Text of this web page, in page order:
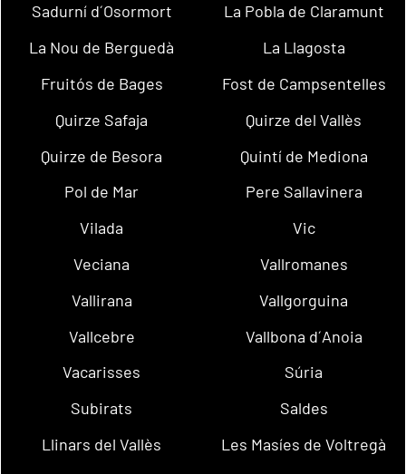
Sadurní d´Osormort
La Pobla de Claramunt
La Nou de Berguedà
La Llagosta
Fruitós de Bages
Fost de Campsentelles
Quirze Safaja
Quirze del Vallès
Quirze de Besora
Quintí de Mediona
Pol de Mar
Pere Sallavinera
Vilada
Vic
Veciana
Vallromanes
Vallirana
Vallgorguina
Vallcebre
Vallbona d´Anoia
Vacarisses
Súria
Subirats
Saldes
Llinars del Vallès
Les Masíes de Voltregà